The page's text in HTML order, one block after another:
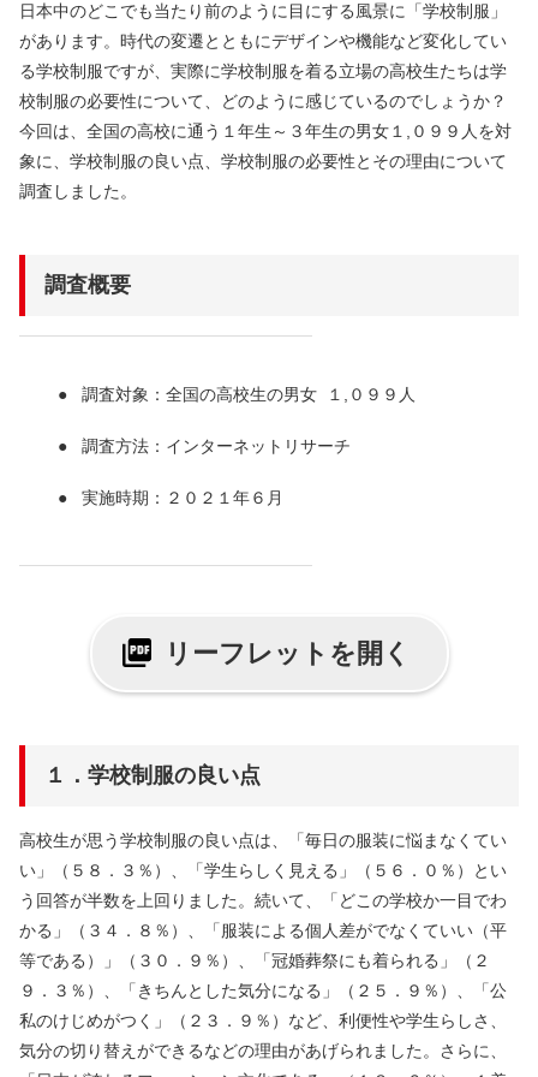
日本中のどこでも当たり前のように目にする風景に「学校制服」
があります。時代の変遷とともにデザインや機能など変化してい
る学校制服ですが、実際に学校制服を着る立場の高校生たちは学
校制服の必要性について、どのように感じているのでしょうか？
今回は、全国の高校に通う１年生～３年生の男女１,０９９人を対
象に、学校制服の良い点、学校制服の必要性とその理由について
調査しました。
調査概要
調査対象：全国の高校生の男女 １,０９９人
調査方法：インターネットリサーチ
実施時期：２０２１年６月
リーフレットを開く
１．学校制服の良い点
高校生が思う学校制服の良い点は、「毎日の服装に悩まなくてい
い」（５８．３％）、「学生らしく見える」（５６．０％）とい
う回答が半数を上回りました。続いて、「どこの学校か一目でわ
かる」（３４．８％）、「服装による個人差がでなくていい（平
等である）」（３０．９％）、「冠婚葬祭にも着られる」（２
９．３％）、「きちんとした気分になる」（２５．９％）、「公
私のけじめがつく」（２３．９％）など、利便性や学生らしさ、
気分の切り替えができるなどの理由があげられました。さらに、